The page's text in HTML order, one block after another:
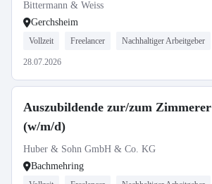
Bittermann & Weiss
Gerchsheim
Vollzeit Freelancer Nachhaltiger Arbeitgeber
28.07.2026
Auszubildende zur/zum Zimmerer
(w/m/d)
Huber & Sohn GmbH & Co. KG
Bachmehring